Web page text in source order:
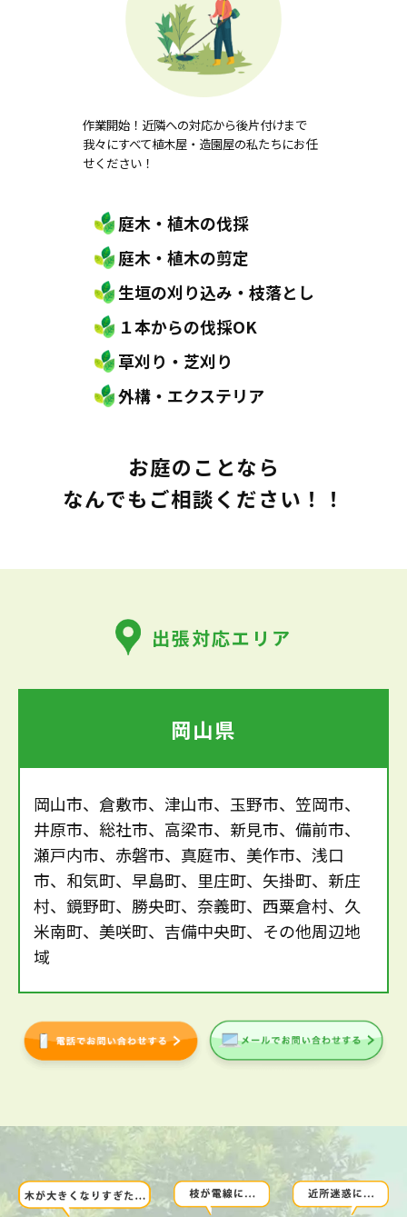
作業開始！近隣への対応から後片付けまで
我々にすべて植木屋・造園屋の私たちにお任
せください！
庭木・植木の伐採
庭木・植木の剪定
生垣の刈り込み・枝落とし
１本からの伐採OK
草刈り・芝刈り
外構・エクステリア
お庭のことなら
なんでもご相談ください！！
出張対応エリア
岡山県
岡山市、倉敷市、津山市、玉野市、笠岡市、
井原市、総社市、高梁市、新見市、備前市、
瀬戸内市、赤磐市、真庭市、美作市、浅口
市、和気町、早島町、里庄町、矢掛町、新庄
村、鏡野町、勝央町、奈義町、西粟倉村、久
米南町、美咲町、吉備中央町、その他周辺地
域